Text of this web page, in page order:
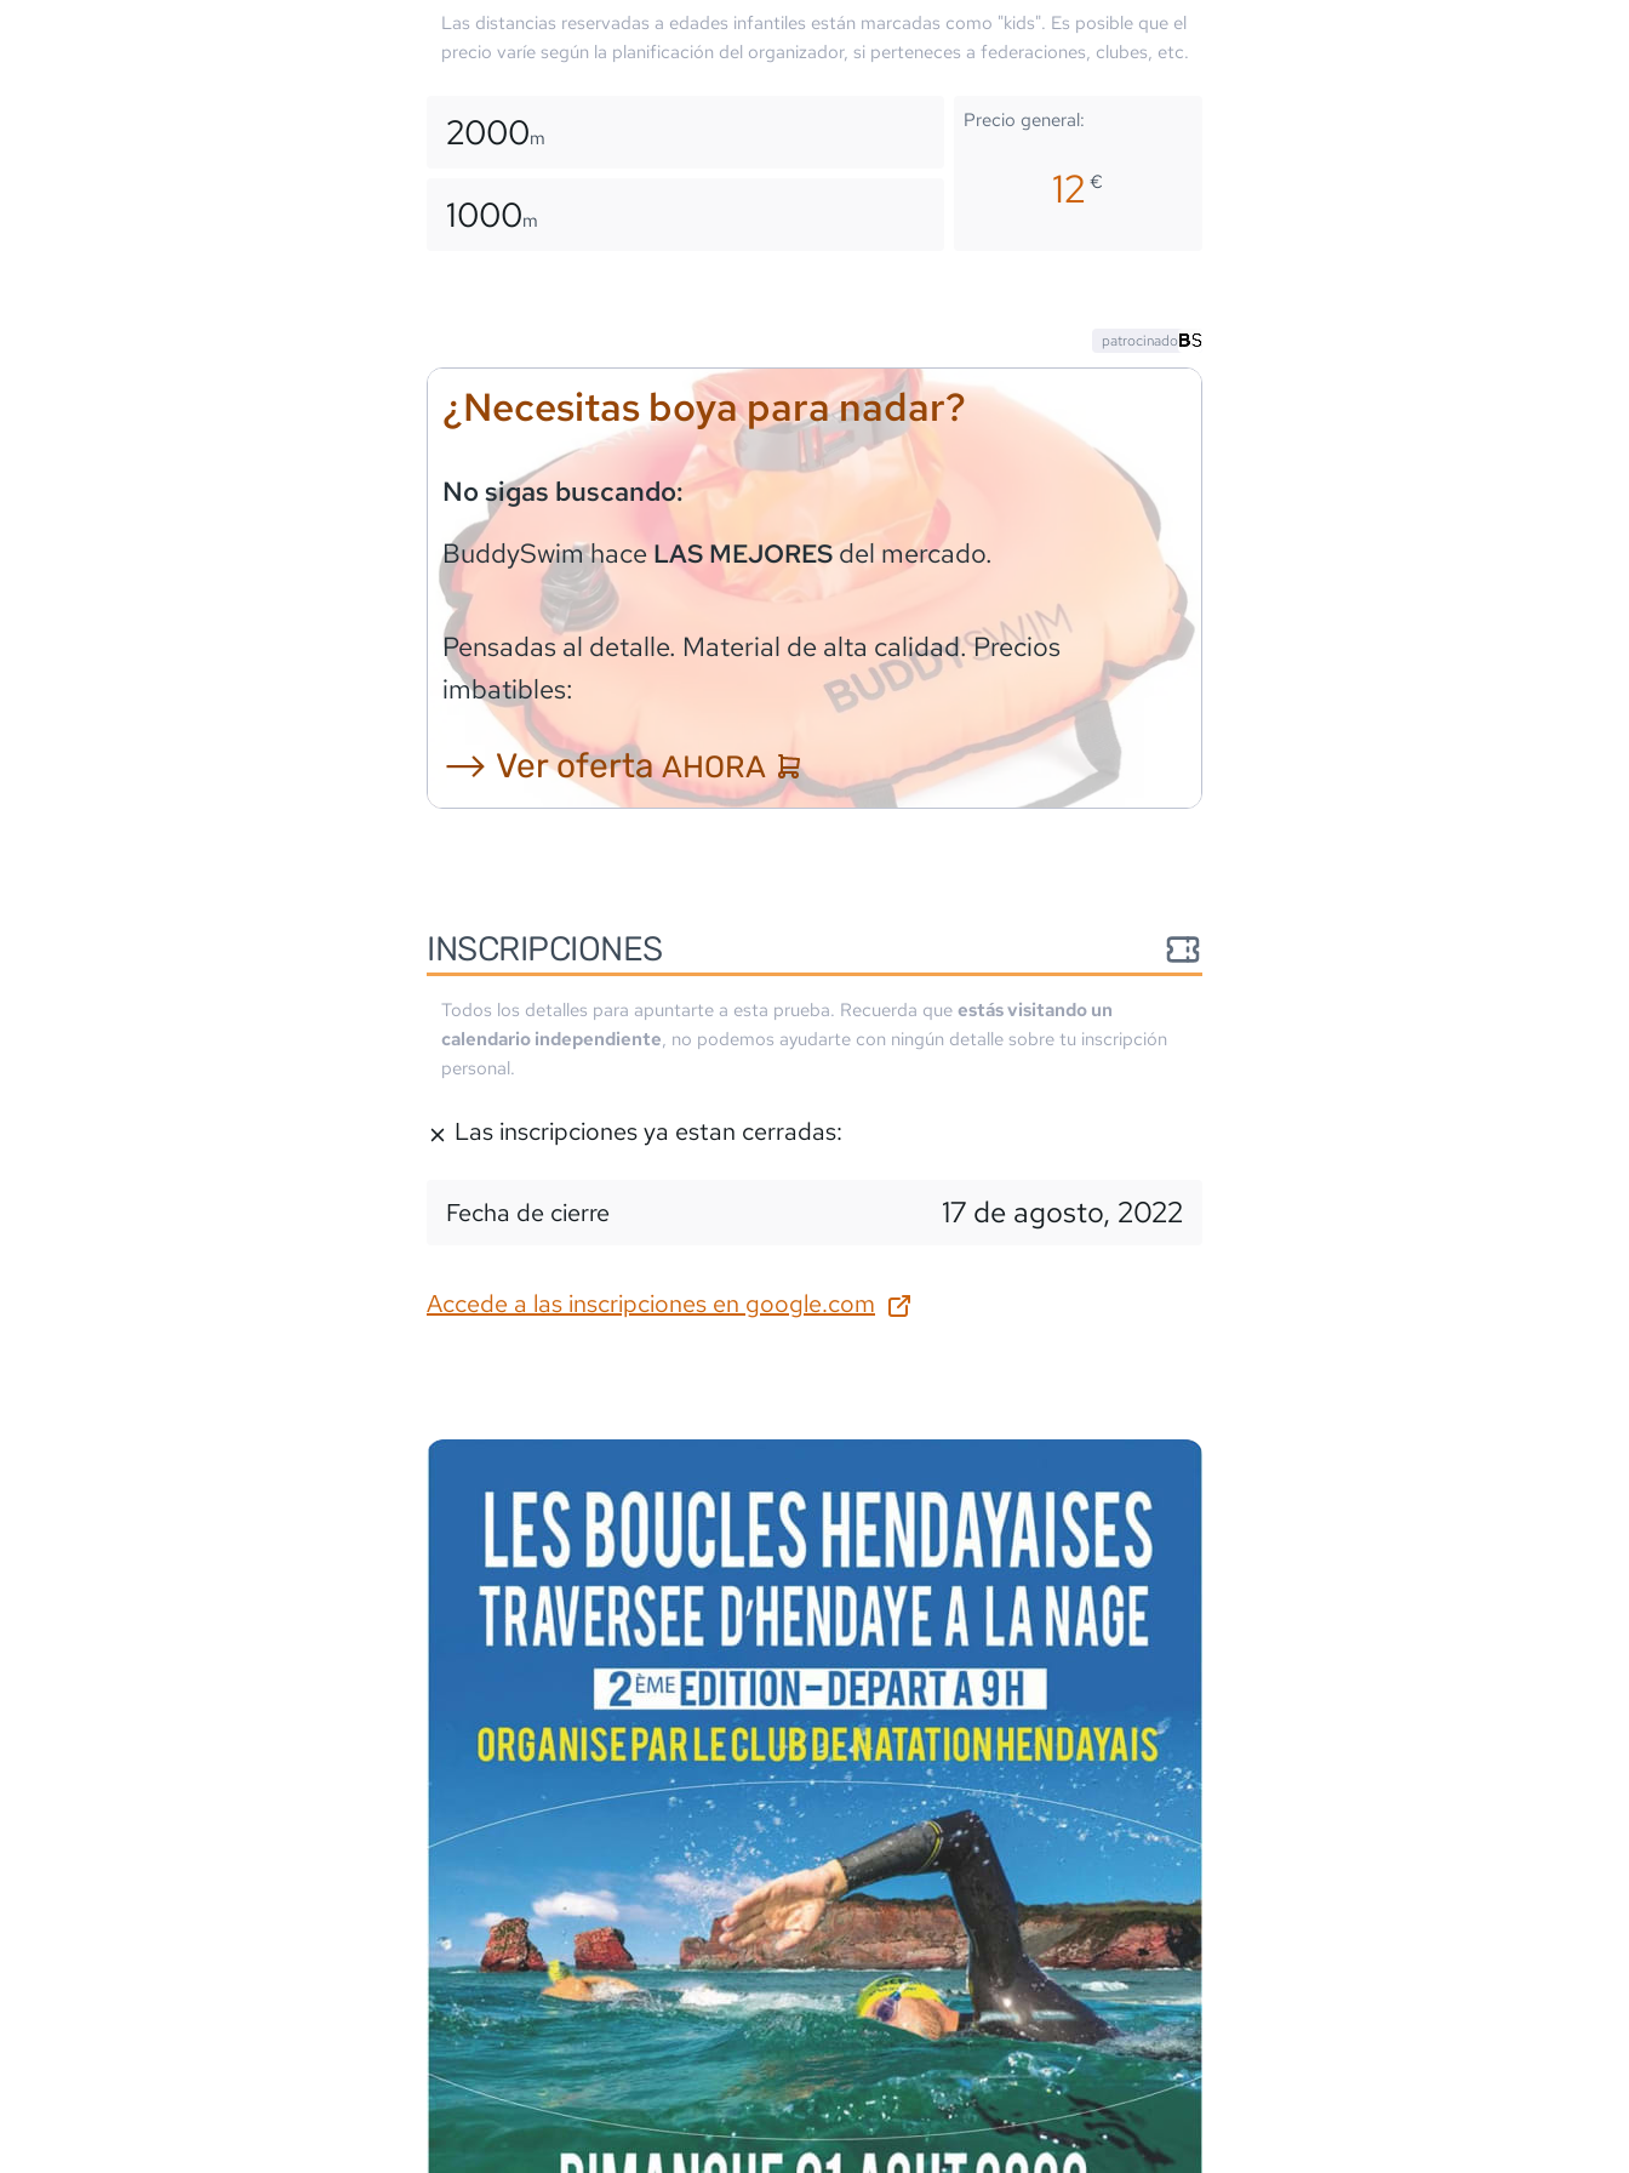
Las distancias reservadas a edades infantiles están marcadas como "kids". Es posible que el
precio varíe según la planificación del organizador, si perteneces a federaciones, clubes, etc.
2000m
1000m
Precio general:
12€
¿Necesitas boya para nadar?
No sigas buscando:
BuddySwimhaceLAS MEJORESdel mercado.
Pensadas al detalle. Material de alta calidad. Precios
imbatibles:
⟶ Ver ofertaAHORA
patrocinado
INSCRIPCIONES
Todos los detalles para apuntarte a esta prueba. Recuerda que estás visitando un
calendario independiente, no podemos ayudarte con ningún detalle sobre tu inscripción
personal.
Las inscripciones ya estan cerradas:
Fecha de cierre 17 de agosto, 2022
Accede a las inscripciones en google.com